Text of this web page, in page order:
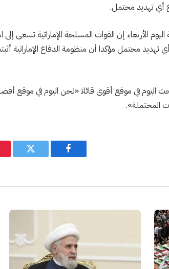
أي تهديد محتمل.
الأربعاء إن القوات المسلحة الإماراتية تسعى
تهديد محتمل مؤكدا أن منظومة الدفاع الإماراتية
في موقع أقوى قائلا «نحن اليوم في موقع
المحتملة».
فيسبوك تويتر